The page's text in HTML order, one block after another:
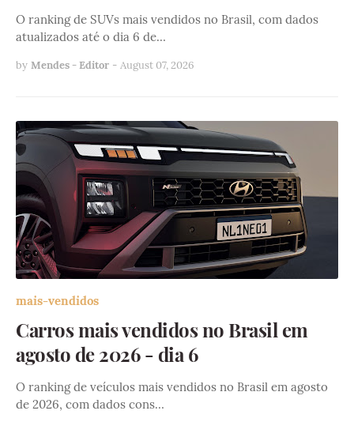
O ranking de SUVs mais vendidos no Brasil, com dados
atualizados até o dia 6 de…
by Mendes - Editor - August 07, 2026
mais-vendidos
Carros mais vendidos no Brasil em
agosto de 2026 - dia 6
O ranking de veículos mais vendidos no Brasil em agosto
de 2026, com dados cons…